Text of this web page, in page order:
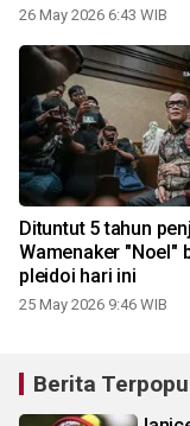
26 May 2026 6:43 WIB
Dituntut 5 tahun
Wamenaker "Noel"
pleidoi hari ini
25 May 2026 9:46 WIB
Berita